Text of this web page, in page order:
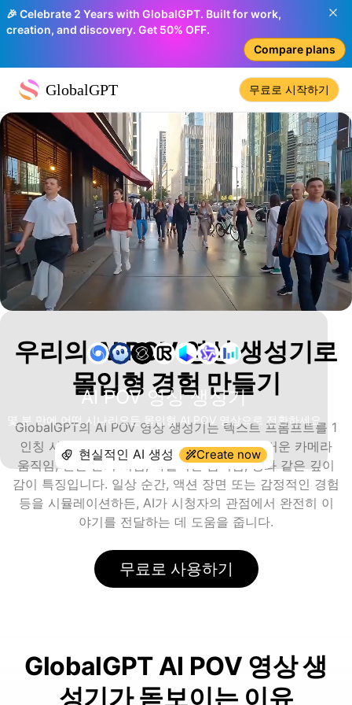
🎉 Celebrate 2 Years with GlobalGPT. Built for work,
creation, and discovery. Get 50% OFF.
Compare plans
GlobalGPT 무료로 시작하기
AI POV 영상 생성기
몇 분 만에 어떤 시나리오든 몰입형 AI POV 영상으로 전환하세요
Create now
우리의 AI POV 영상 생성기로
몰입형 경험 만들기
GlobalGPT의 AI POV 영상 생성기는 텍스트 프롬프트를 1
인칭 시점의 영상으로 바꿔줍니다 — 자연스러운 카메라
움직임, 인간 눈의 시점, 사실적인 움직임, 영화 같은 깊이
감이 특징입니다. 일상 순간, 액션 장면 또는 감정적인 경험
등을 시뮬레이션하든, AI가 시청자의 관점에서 완전히 이
야기를 전달하는 데 도움을 줍니다.
무료로 사용하기
GlobalGPT AI POV 영상 생
성기가 돋보이는 이유